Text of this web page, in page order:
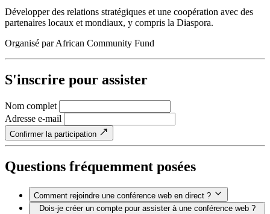
Développer des relations stratégiques et une coopération avec des
partenaires locaux et mondiaux, y compris la Diaspora.
Organisé parAfrican Community Fund
S'inscrire pour assister
Nom complet
Adresse e-mail
Confirmer la participation
Questions fréquemment posées
Comment rejoindre une conférence web en direct ?
Dois-je créer un compte pour assister à une conférence web ?